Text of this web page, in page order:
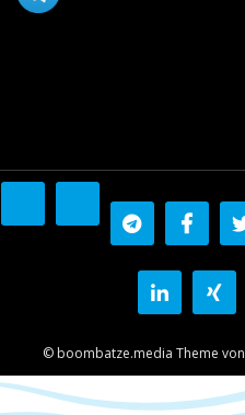
© boombatze.media Theme von